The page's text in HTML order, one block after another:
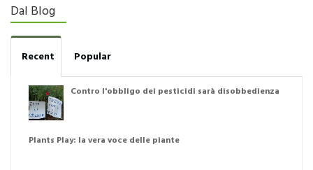
Dal Blog
Recent Popular
Contro l'obbligo dei pesticidi sarà disobbedienza
Plants Play: la vera voce delle piante